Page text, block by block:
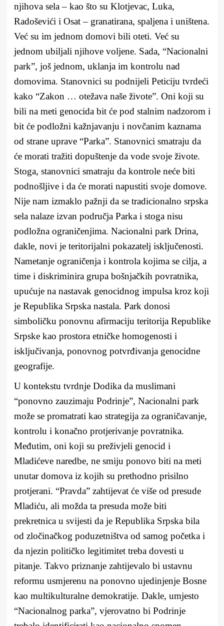
njihova sela – kao što su Klotjevac, Luka,
Radoševići i Osat – granatirana, spaljena i uništena.
Već su im jednom domovi bili oteti. Već su
jednom ubiljali njihove voljene. Sada, “Nacionalni
park”, još jednom, uklanja im kontrolu nad
domovima. Stanovnici su podnijeli Peticiju tvrdeći
kako “Zakon … otežava naše živote”. Oni koji su
bili na meti genocida bit će pod stalnim nadzorom i
bit će podložni kažnjavanju i novčanim kaznama
od strane uprave “Parka”. Stanovnici smatraju da
će morati tražiti dopuštenje da vode svoje živote.
Stoga, stanovnici smatraju da kontrole neće biti
podnošljive i da će morati napustiti svoje domove.
Nije nam izmaklo pažnji da se tradicionalno srpska
sela nalaze izvan područja Parka i stoga nisu
podložna ograničenjima. Nacionalni park Drina,
dakle, novi je teritorijalni pokazatelj isključenosti.
Nametanje ograničenja i kontrola kojima se cilja, a
time i diskriminira grupa bošnjačkih povratnika,
upućuje na nastavak genocidnog impulsa kroz koji
je Republika Srpska nastala. Park donosi
simboličku ponovnu afirmaciju teritorija Republike
Srpske kao prostora etničke homogenosti i
isključivanja, ponovnog potvrđivanja genocidne
geografije.
U kontekstu tvrdnje Dodika da muslimani
“ponovno zauzimaju Podrinje”, Nacionalni park
može se promatrati kao strategija za ograničavanje,
kontrolu i konačno protjerivanje povratnika.
Međutim, oni koji su preživjeli genocid i
Mladićeve naredbe, ne smiju ponovo biti na meti
unutar domova iz kojih su prethodno prisilno
protjerani. “Pravda” zahtijevat će više od presude
Mladiću, ali možda ta presuda može biti
prekretnica u svijesti da je Republika Srpska bila
od zločinačkog poduzetništva od samog početka i
da njezin političko legitimitet treba dovesti u
pitanje. Takvo priznanje zahtijevalo bi ustavnu
reformu usmjerenu na ponovno ujedinjenje Bosne
kao multikulturalne demokratije. Dakle, umjesto
“Nacionalnog parka”, vjerovatno bi Podrinje